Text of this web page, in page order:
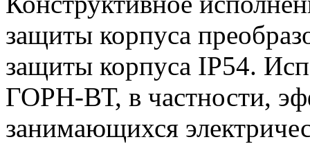
защиты корпуса
защиты корпуса IP54.
ГОРН-ВТ, в частности,
занимающихся